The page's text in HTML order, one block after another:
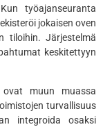
työajanseuranta
jokaisen oven
tiloihin. Järjestelmä
keskitettyyn
ovat muun muassa
turvallisuus
integroida osaksi